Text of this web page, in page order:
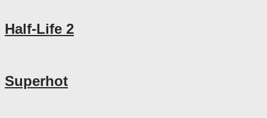
Half-Life 2
Superhot